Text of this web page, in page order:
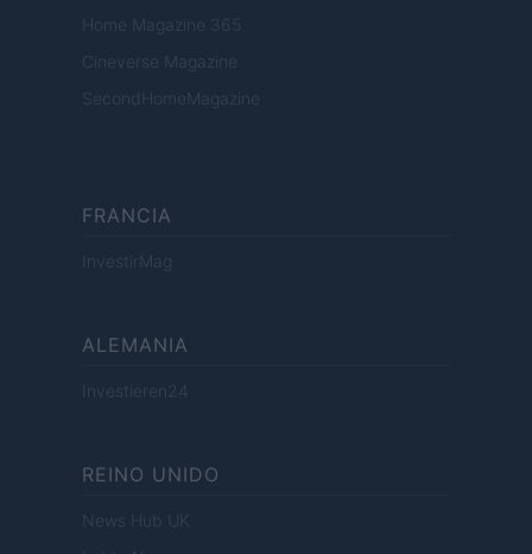
Home Magazine 365
Cineverse Magazine
SecondHomeMagazine
FRANCIA
InvestirMag
ALEMANIA
Investieren24
REINO UNIDO
News Hub UK